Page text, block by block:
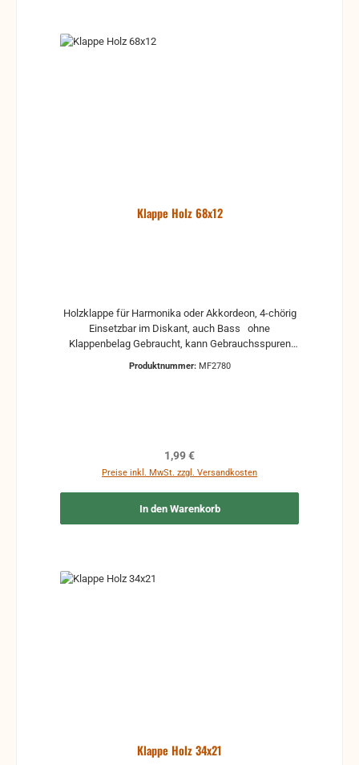
Klappe Holz 68x12
Holzklappe für Harmonika oder Akkordeon, 4-chörig
Einsetzbar im Diskant, auch Bass ohne
Klappenbelag Gebraucht, kann Gebrauchsspuren
und Reste von Kleber und Belag haben, auch die
Produktnummer: MF2780
Regulärer Preis:
1,99 €
Preise inkl. MwSt. zzgl. Versandkosten
In den Warenkorb
Klappe Holz 34x21